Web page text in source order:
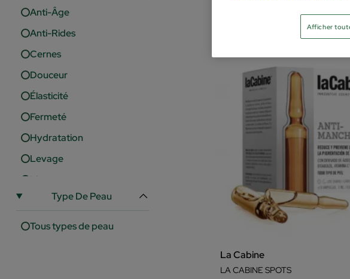
Anti-Âge
Anti-Rides
Cernes
Douceur
Élasticité
Fermeté
Hydratation
Levage
Lissage
Luminosité
Nutrition
Type De Peau
Tous types de peau
La Cabine
LA CABINE SPOTS
Afficher